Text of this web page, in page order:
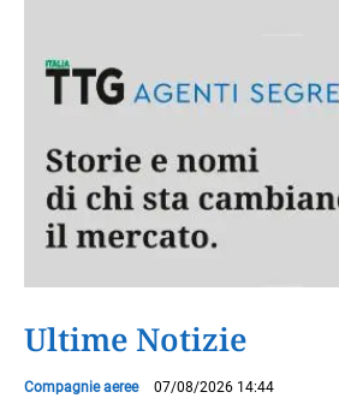
Ultime Notizie
Compagnie aeree 07/08/2026 14:44